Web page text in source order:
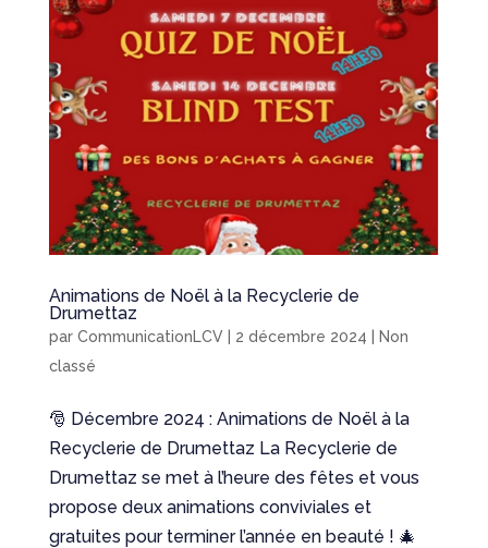
Animations de Noël à la Recyclerie de
Drumettaz
par CommunicationLCV| 2 décembre 2024
Non
classé
🎅 Décembre 2024 : Animations de Noël à la
Recyclerie de Drumettaz La Recyclerie de
Drumettaz se met à l’heure des fêtes et vous
propose deux animations conviviales et
gratuites pour terminer l’année en beauté ! 🎄